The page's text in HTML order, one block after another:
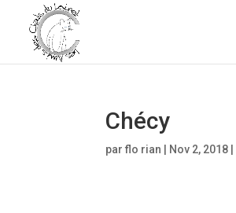
Chécy
parflo rian Nov 2, 2018